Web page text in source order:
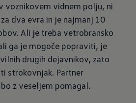
voznikovem vidnem polju, ni
dva evra in je najmanj 10
Ali je treba vetrobransko
ga je mogoče popraviti, je
drugih dejavnikov, zato
strokovnjak. Partner
z veseljem pomagal.